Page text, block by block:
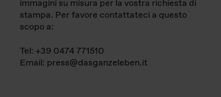
immagini su misura per la vostra richiesta di
stampa. Per favore contattateci a questo
scopo a:
Tel: +39 0474 771510
Email: press@dasganzeleben.it